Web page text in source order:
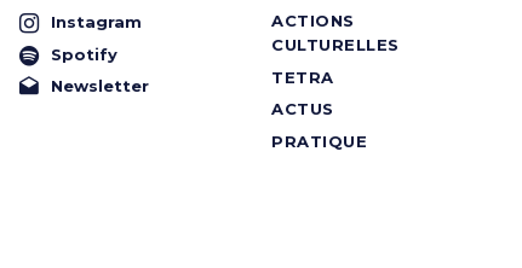
Instagram
Spotify
Newsletter
ACTIONS
CULTURELLES
TETRA
ACTUS
PRATIQUE